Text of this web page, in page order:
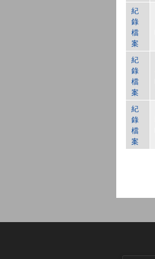
紀
錄
檔
案
紀
錄
檔
案
紀
錄
檔
案